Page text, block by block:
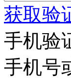
获取验
手机验
手机号